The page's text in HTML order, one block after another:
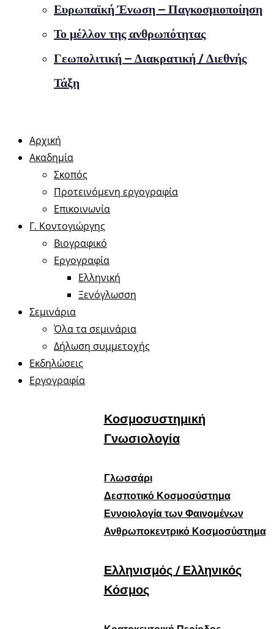
Ευρωπαϊκή Ένωση – Παγκοσμιοποίηση
Το μέλλον της ανθρωπότητας
Γεωπολιτική – Διακρατική / Διεθνής
Τάξη
Αρχική
Ακαδημία
Σκοπός
Προτεινόμενη εργογραφία
Επικοινωνία
Γ. Κοντογιώργης
Βιογραφικό
Εργογραφία
Ελληνική
Ξενόγλωσση
Σεμινάρια
Όλα τα σεμινάρια
Δήλωση συμμετοχής
Εκδηλώσεις
Εργογραφία
Κοσμοσυστημική
Γνωσιολογία
Γλωσσάρι
Δεσποτικό Κοσμοσύστημα
Εννοιολογία των Φαινομένων
Ανθρωποκεντρικό Κοσμοσύστημα
Ελληνισμός / Ελληνικός
Κόσμος